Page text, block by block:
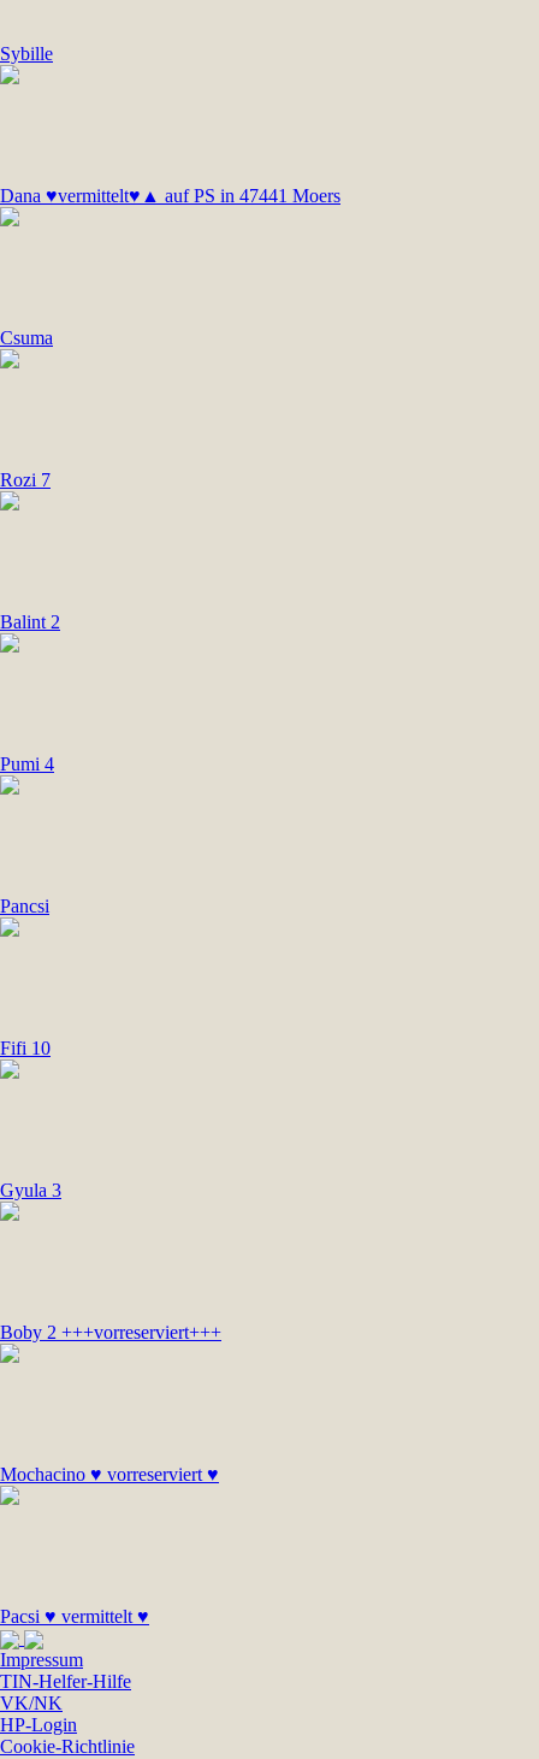
Sybille
Dana ♥vermittelt♥▲ auf PS in 47441 Moers
Csuma
Rozi 7
Balint 2
Pumi 4
Pancsi
Fifi 10
Gyula 3
Boby 2 +++vorreserviert+++
Mochacino ♥ vorreserviert ♥
Pacsi ♥ vermittelt ♥
Impressum
TIN-Helfer-Hilfe
VK/NK
HP-Login
Cookie-Richtlinie